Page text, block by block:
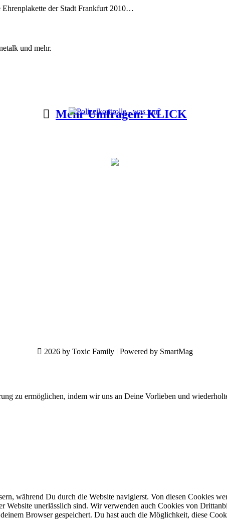
der Stadt Frankfurt 2010…
und mehr.
Mehr Umfragen: KLICK
2026 by Toxic Family | Powered by SmartMag
zu ermöglichen, indem wir uns an Deine Vorlieben und
während Du durch die Website navigierst. Von diesen Cookies
Website unerlässlich sind. Wir verwenden auch Cookies von
Browser gespeichert. Du hast auch die Möglichkeit, diese